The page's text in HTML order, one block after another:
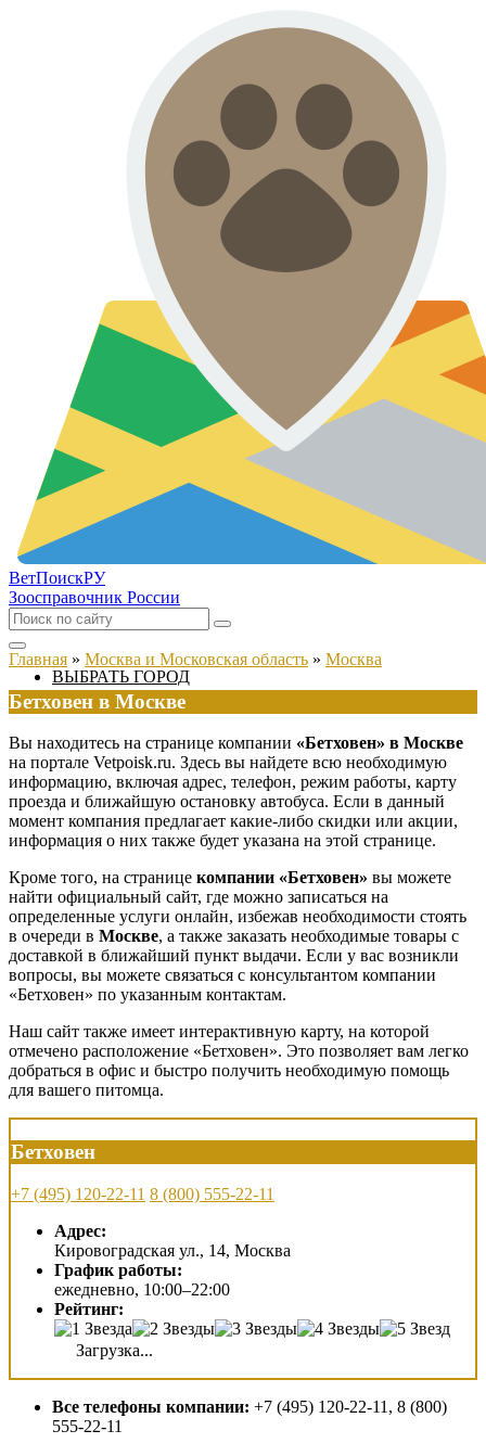
ВетПоискРУ
Зоосправочник России
ВЫБРАТЬ ГОРОД
Главная » Москва и Московская область » Москва
Бетховен в Москве
Вы находитесь на странице компании «Бетховен» в Москве
на портале Vetpoisk.ru. Здесь вы найдете всю необходимую
информацию, включая адрес, телефон, режим работы, карту
проезда и ближайшую остановку автобуса. Если в данный
момент компания предлагает какие-либо скидки или акции,
информация о них также будет указана на этой странице.
Кроме того, на странице компании «Бетховен» вы можете
найти официальный сайт, где можно записаться на
определенные услуги онлайн, избежав необходимости стоять
в очереди в Москве, а также заказать необходимые товары с
доставкой в ближайший пункт выдачи. Если у вас возникли
вопросы, вы можете связаться с консультантом компании
«Бетховен» по указанным контактам.
Наш сайт также имеет интерактивную карту, на которой
отмечено расположение «Бетховен». Это позволяет вам легко
добраться в офис и быстро получить необходимую помощь
для вашего питомца.
Бетховен
+7 (495) 120-22-11 8 (800) 555-22-11
Адрес:
Кировоградская ул., 14, Москва
График работы:
ежедневно, 10:00–22:00
Рейтинг:
Загрузка...
Все телефоны компании: +7 (495) 120-22-11, 8 (800)
555-22-11